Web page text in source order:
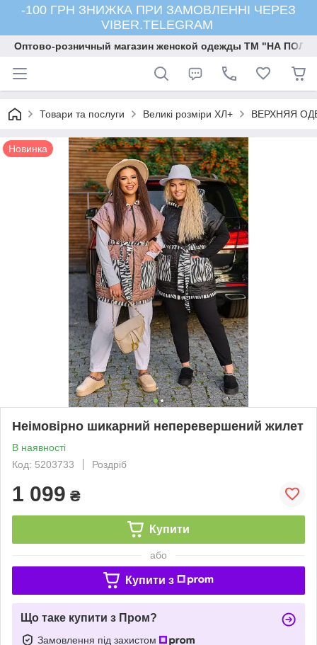
-100 ГРН ЗНИЖКА ПРИ ЗАМОВЛЕННІ ЧЕРЕЗ
VIBER.TELEGRAM
Оптово-розничный магазин женской одежды ТМ "НА
Товари та послуги Великі розміри ХЛ+ ВЕРХНЯЯ
Новинка
Неімовірно шикарний неперевершений жилет
В наявності
Код: 5203733
Роздріб
1 099 ₴
Купити
або
Купити з
Що таке купити з Пром?
Замовлення під захистом